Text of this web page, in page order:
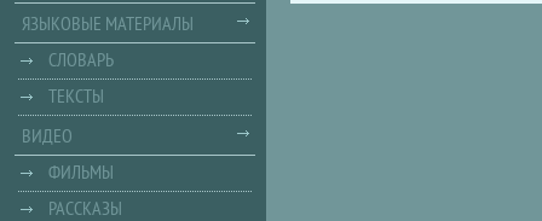
ЯЗЫКОВЫЕ МАТЕРИАЛЫ
СЛОВАРЬ
ТЕКСТЫ
ВИДЕО
ФИЛЬМЫ
РАССКАЗЫ